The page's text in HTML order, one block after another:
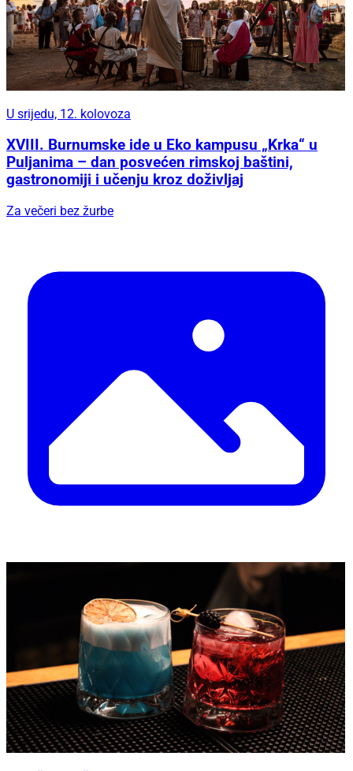
U srijedu, 12. kolovoza
XVIII. Burnumske ide u Eko kampusu „Krka“ u
Puljanima – dan posvećen rimskoj baštini,
gastronomiji i učenju kroz doživljaj
Za večeri bez žurbe